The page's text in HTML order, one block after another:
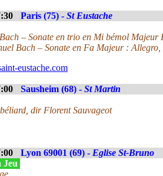
Paris (75) - St Eustache
– Sonate en trio en Mi bémol
Bach – Sonate en Fa Majeur :
eustache.com
Sausheim (68) - St Martin
dir Florent Sauvageot
Lyon 69001 (69) - Eglise St-Bruno
Jeu